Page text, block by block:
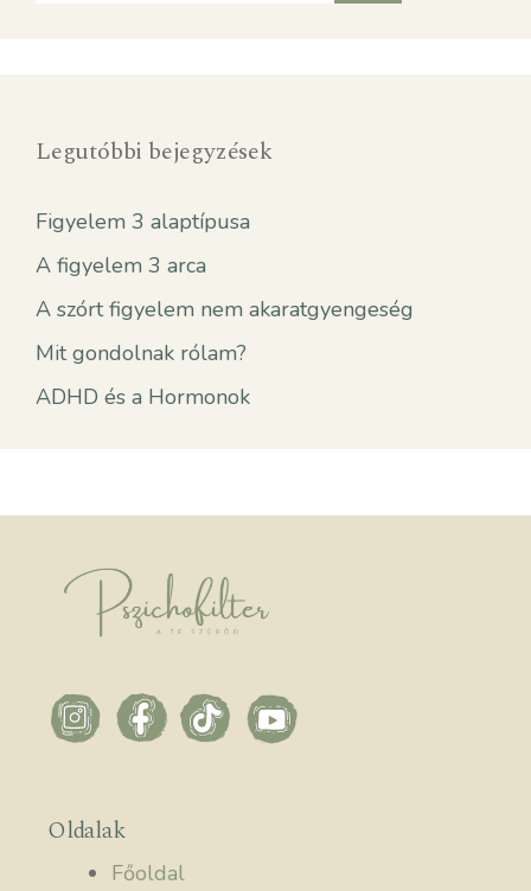
Legutóbbi bejegyzések
Figyelem 3 alaptípusa
A figyelem 3 arca
A szórt figyelem nem akaratgyengeség
Mit gondolnak rólam?
ADHD és a Hormonok
Oldalak
Főoldal